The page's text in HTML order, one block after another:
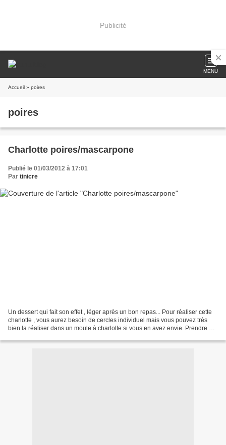
Publicité
MENU
Accueil » poires
poires
Charlotte poires/mascarpone
Publié le 01/03/2012 à 17:01
Par tinicre
Un dessert qui fait son effet , léger après un bon repas... Pour réaliser cette
charlotte , vous aurez besoin de cercles individuel mais vous pouvez très
bien la réaliser dans un moule à charlotte si vous en avez envie. Prendre 4